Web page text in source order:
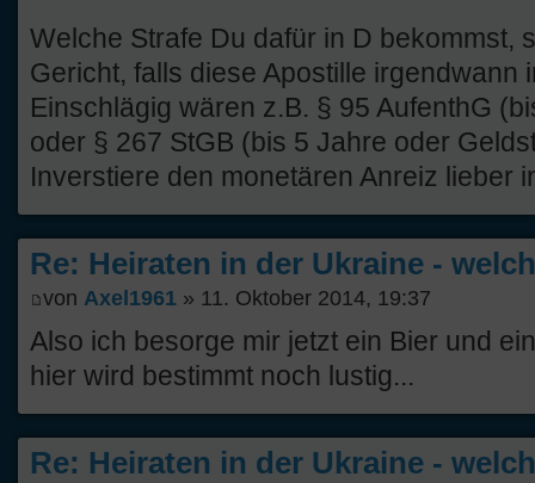
Welche Strafe Du dafür in D bekommst,
Gericht, falls diese Apostille irgendwann
Einschlägig wären z.B. § 95 AufenthG
oder § 267 StGB (bis 5 Jahre oder
Inverstiere den monetären Anreiz lieber
Re: Heiraten in der Ukraine -
von Axel1961 » 11. Oktober 2014, 19:37
Also ich besorge mir jetzt ein Bier und
hier wird bestimmt noch lustig...
Re: Heiraten in der Ukraine -